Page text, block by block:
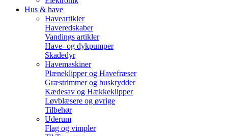
Hus & have
Haveartikler
Haveredskaber
Vandings artikler
Have- og dykpumper
Skadedyr
Havemaskiner
Plæneklipper og Havefræser
Græstrimmer og buskrydder
Kædesav og Hækkeklipper
Løvblæsere og øvrige
Tilbehør
Uderum
Flag og vimpler